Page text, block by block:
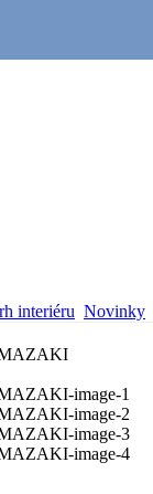
interiéru Novinky